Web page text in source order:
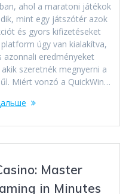
ahol a maratoni játékok
mint egy játszótér azok
és gyors kifizetéseket
úgy van kialakítva,
azonnali eredményeket
szeretnék megnyerni a
Miért vonzó a QuickWin…
Master
in Minutes